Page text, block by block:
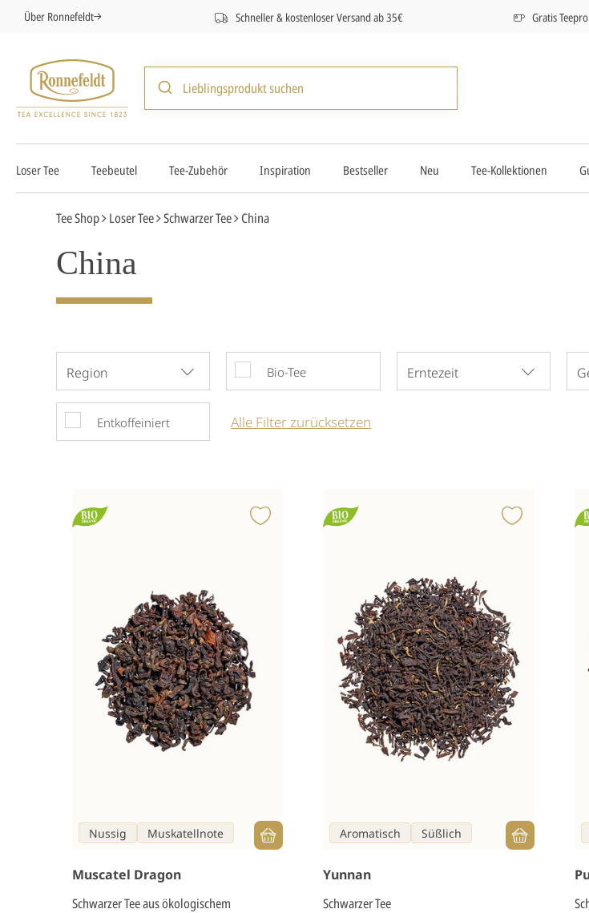
Über Ronnefeldt Schneller & kostenloser Versand ab 35€ Gratis
Loser Tee Teebeutel Tee-Zubehör Inspiration Bestseller Neu Tee-Kollektionen
Tee Shop Loser Tee Schwarzer Tee China
China
Region Bio-Tee Erntezeit
Entkoffeiniert Alle Filter zurücksetzen
Nussig Muskatellnote
Muscatel Dragon
Schwarzer Tee aus ökologischem
Aromatisch Süßlich
Yunnan
Schwarzer Tee